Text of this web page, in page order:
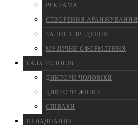
РЕКЛАМА
СТВОРЕННЯ АРАНЖУВАННЯ
ЗАПИС І ЗВЕДЕННЯ
МУЗИЧНЕ ОФОРМЛЕННЯ
БАЗА ГОЛОСІВ
ДИКТОРИ ЧОЛОВІКИ
ДИКТОРИ ЖІНКИ
СПІВАКИ
ОБЛАДНАННЯ